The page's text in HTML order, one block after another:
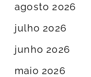
agosto 2026
julho 2026
junho 2026
maio 2026